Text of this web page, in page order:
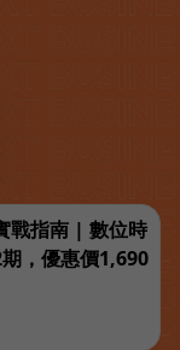
戰指南 | 數位時
，優惠價1,690